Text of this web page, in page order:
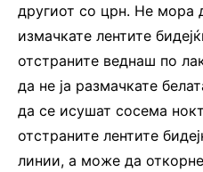
другиот со црн. Не мора
измачкате лентите
отстраните веднаш по
да не ја размачкате
да се исушат сосема
отстраните лентите
линии, а може да